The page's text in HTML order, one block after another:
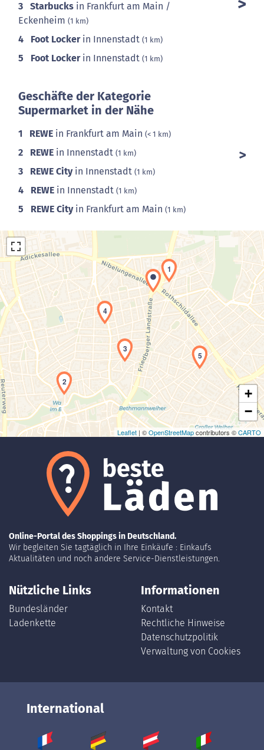
3 Starbucks in Frankfurt am Main /
Eckenheim (1 km)
4 Foot Lockerin Innenstadt (1 km)
5 Foot Lockerin Innenstadt (1 km)
Geschäfte der Kategorie
Supermarket in der Nähe
1 REWE in Frankfurt am Main (< 1 km)
2 REWE in Innenstadt (1 km)
3 REWE Cityin Innenstadt (1 km)
4 REWE in Innenstadt (1 km)
5 REWE Cityin Frankfurt am Main (1 km)
Laden der Karte...
1
2
3
4
5
+
−
Leaflet | ©OpenStreetMapcontributors ©CARTO
Online-Portal des Shoppings in Deutschland.
Wir begleiten Sie tagtäglich in Ihre Einkäufe : Einkaufs
Aktualitäten und noch andere Service-Dienstleistungen.
Nützliche Links
Bundesländer
Ladenkette
Informationen
Kontakt
Rechtliche Hinweise
Datenschutzpolitik
Verwaltung von Cookies
International